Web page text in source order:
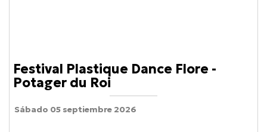
Festival Plastique Dance Flore -
Potager du Roi
Sábado 05 septiembre 2026